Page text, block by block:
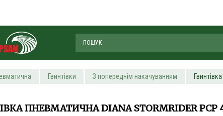
Гвинтівки З попереднім накачуванням
ПНЕВМАТИЧНА DIANA STORMRIDER